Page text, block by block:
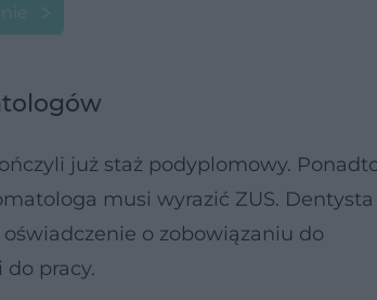
już staż podyplomowy.
musi wyrazić ZUS.
oświadczenie o zobowiązaniu do
do pracy.